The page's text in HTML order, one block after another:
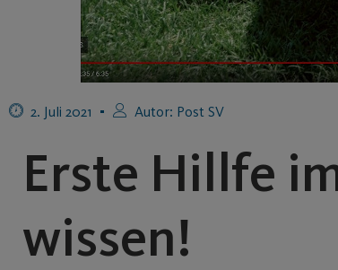
2. Juli 2021 Autor: Post SV
Erste Hillfe
wissen!